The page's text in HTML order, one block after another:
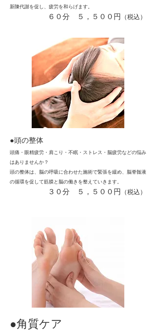
新陳代謝を促し、疲労を和らげます。
​６０分 ５，５００円 （税込）
●頭の整体
頭痛・眼精疲労・肩こり・不眠・ストレス・脳疲労などの悩み
はありませんか？
頭の整体は、脳の呼吸に合わせた施術で緊張を緩め、脳脊髄液
の循環を促して筋膜と脳の働きを整えていきます。
​３０分 ５，５００円 （税込）
●角質ケア